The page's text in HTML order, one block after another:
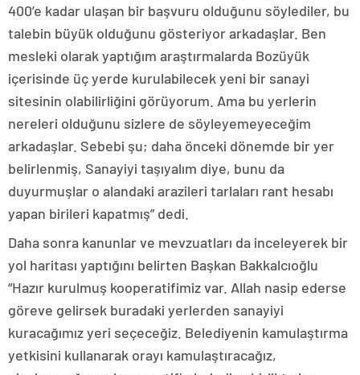
400’e kadar ulaşan bir başvuru olduğunu söylediler, bu
talebin büyük olduğunu gösteriyor arkadaşlar. Ben
mesleki olarak yaptığım araştırmalarda Bozüyük
içerisinde üç yerde kurulabilecek yeni bir sanayi
sitesinin olabilirliğini görüyorum. Ama bu yerlerin
nereleri olduğunu sizlere de söyleyemeyeceğim
arkadaşlar. Sebebi şu; daha önceki dönemde bir yer
belirlenmiş, Sanayiyi taşıyalım diye, bunu da
duyurmuşlar o alandaki arazileri tarlaları rant hesabı
yapan birileri kapatmış” dedi.
Daha sonra kanunlar ve mevzuatları da inceleyerek bir
yol haritası yaptığını belirten Başkan Bakkalcıoğlu
“Hazır kurulmuş kooperatifimiz var. Allah nasip ederse
göreve gelirsek buradaki yerlerden sanayiyi
kuracağımız yeri seçeceğiz. Belediyenin kamulaştırma
yetkisini kullanarak orayı kamulaştıracağız,